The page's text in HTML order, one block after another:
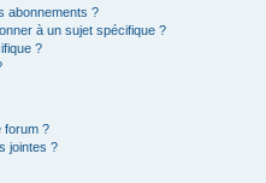
abonnements ?
à un sujet spécifique ?
?
forum ?
jointes ?